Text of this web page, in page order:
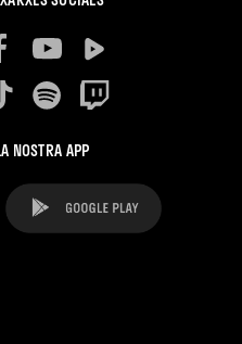
NOSTRA APP